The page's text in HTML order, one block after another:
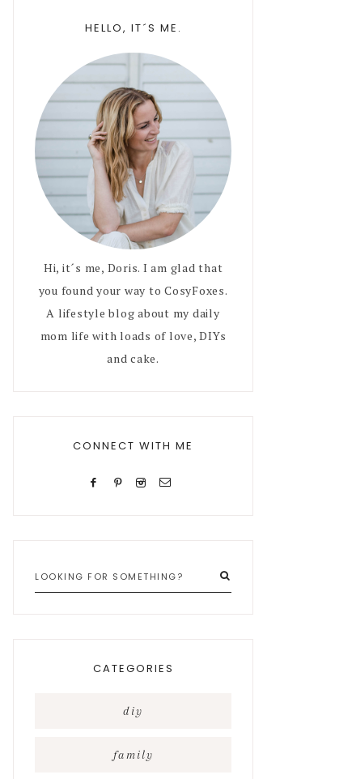
HELLO, IT´S ME.
Hi, it´s me, Doris. I am glad that
you found your way to CosyFoxes.
A lifestyle blog about my daily
mom life with loads of love, DIYs
and cake.
CONNECT WITH ME
Looking
for
CATEGORIES
diy
family